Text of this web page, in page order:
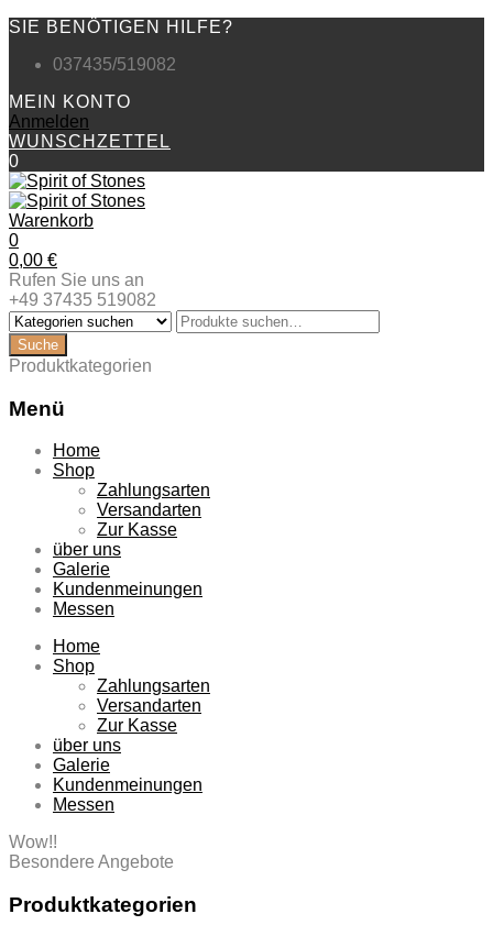
SIE BENÖTIGEN HILFE?
037435/519082
MEIN KONTO
Anmelden
WUNSCHZETTEL
0
Warenkorb
0
0,00 €
Rufen Sie uns an
+49 37435 519082
Produktkategorien
Menü
Zum
Inhalt
Home
Shop
Zahlungsarten
Versandarten
Zur Kasse
über uns
Galerie
Kundenmeinungen
Messen
Home
Shop
Zahlungsarten
Versandarten
Zur Kasse
über uns
Galerie
Kundenmeinungen
Messen
Wow!!
Besondere Angebote
Produktkategorien